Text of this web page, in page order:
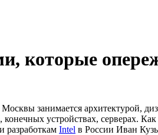
которые
занимается архитектурой,
устройствах, серверах.
разработкам Intel в России Иван